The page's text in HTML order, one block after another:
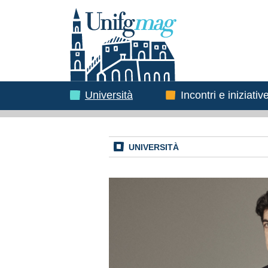
Testata
Università
Immagine Incontri e
Immagine
UNIVERSITÀ